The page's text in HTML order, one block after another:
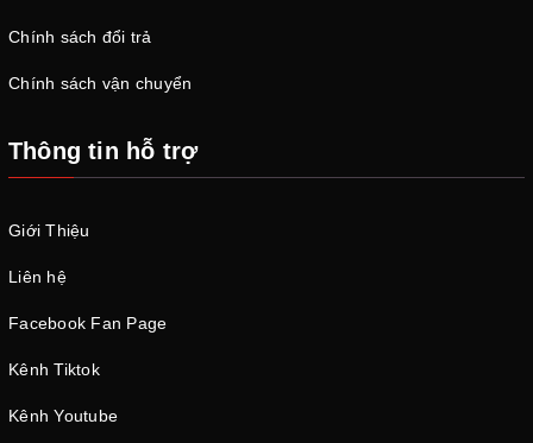
Chính sách đổi trả
Chính sách vận chuyển
Thông tin hỗ trợ
Giới Thiệu
Liên hệ
Facebook Fan Page
Kênh Tiktok
Kênh Youtube